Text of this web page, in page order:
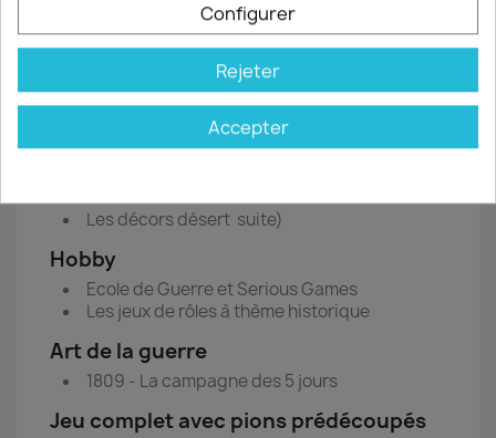
De l’or pour les braves
Pacte de Varsovie vs OTAN
Les batailles d’avril 1809
Les jeux de David Mersey chez Osprey
Les décors désert suite)
Hobby
Ecole de Guerre et Serious Games
Les jeux de rôles à thème historique
Art de la guerre
1809 - La campagne des 5 jours
Jeu complet avec pions prédécoupés
Configurer
Rejeter
Accepter